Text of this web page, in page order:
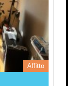
Affitto